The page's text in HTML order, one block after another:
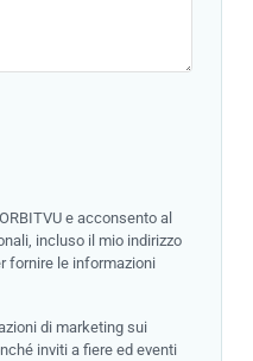
e acconsento al
incluso il mio indirizzo
fornire le informazioni
di marketing sui
inviti a fiere ed eventi